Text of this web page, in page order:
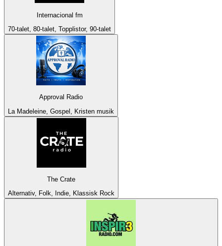
Internacional fm
70-talet, 80-talet, Topplistor, 90-talet
Approval Radio
La Madeleine, Gospel, Kristen musik
The Crate
Alternativ, Folk, Indie, Klassisk Rock